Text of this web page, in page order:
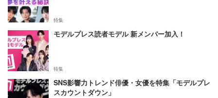
特集
モデルプレス読者モデル 新メンバー加入！
特集
SNS影響力トレンド俳優・女優を特集「モデルプレ
スカウントダウン」